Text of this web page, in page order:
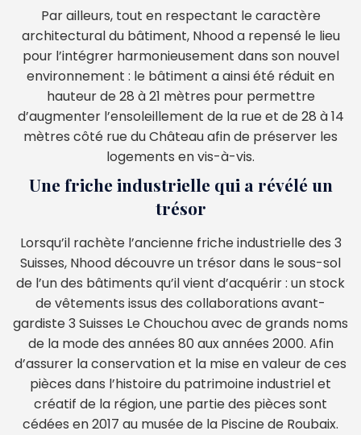
Par ailleurs, tout en respectant le caractère
architectural du bâtiment, Nhood a repensé le lieu
pour l’intégrer harmonieusement dans son nouvel
environnement : le bâtiment a ainsi été réduit en
hauteur de 28 à 21 mètres pour permettre
d’augmenter l’ensoleillement de la rue et de 28 à 14
mètres côté rue du Château afin de préserver les
logements en vis-à-vis.
Une friche industrielle qui a révélé un
trésor
Lorsqu’il rachète l’ancienne friche industrielle des 3
Suisses, Nhood découvre un trésor dans le sous-sol
de l’un des bâtiments qu’il vient d’acquérir : un stock
de vêtements issus des collaborations avant-
gardiste 3 Suisses Le Chouchou avec de grands noms
de la mode des années 80 aux années 2000. Afin
d’assurer la conservation et la mise en valeur de ces
pièces dans l’histoire du patrimoine industriel et
créatif de la région, une partie des pièces sont
cédées en 2017 au musée de la Piscine de Roubaix.